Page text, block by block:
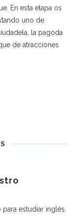
En esta etapa os
uno de
la pagoda
de atracciones
estudiar inglés.